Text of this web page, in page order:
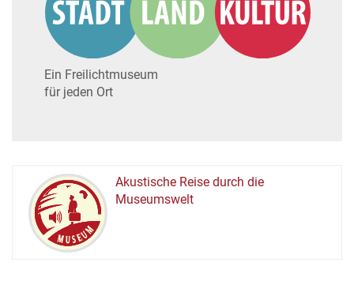
Ein Freilichtmuseum
für jeden Ort
MUSEUM
Akustische Reise durch die
Museumswelt